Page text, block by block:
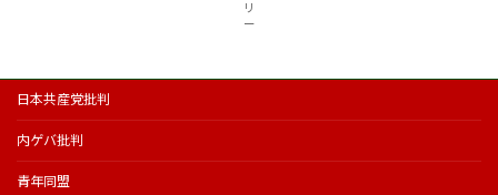
リ
ー
日本共産党批判
内ゲバ批判
青年同盟